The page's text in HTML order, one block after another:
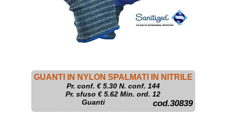
GUANTI IN NYLON SPALMATI IN NITRILE
Pr. conf. €5.30N. conf. 144
Pr. sfuso € 5.62 Min. ord. 12
Guanti
cod.30839